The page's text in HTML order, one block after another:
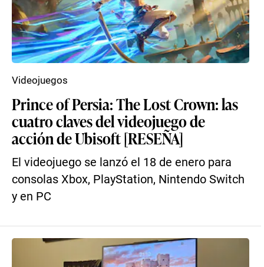
Prince of Persia: The Lost Crown: las
cuatro claves del videojuego de
acción de Ubisoft [RESEÑA]
El videojuego se lanzó el 18 de enero para
consolas Xbox, PlayStation, Nintendo Switch
y en PC
Videojuegos